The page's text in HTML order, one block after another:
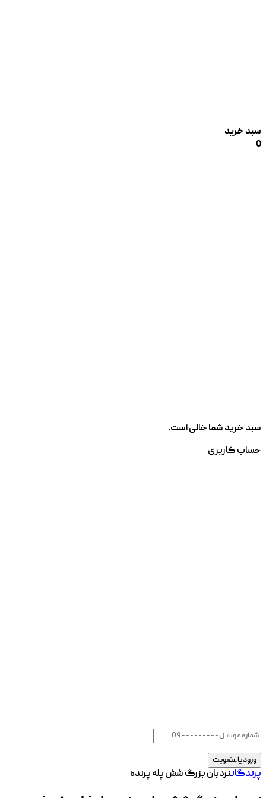
سبد خرید
0
سبد خرید شما خالی است.
حساب کاربری
پرندگاننردبان بزرگ شش پله پرنده